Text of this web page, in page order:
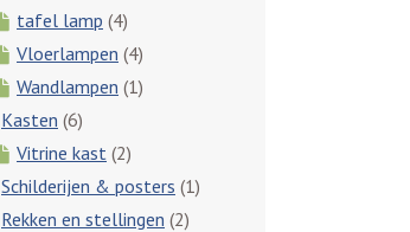
tafel lamp (4)
Vloerlampen (4)
Wandlampen (1)
Kasten (6)
Vitrine kast (2)
Schilderijen & posters (1)
Rekken en stellingen (2)